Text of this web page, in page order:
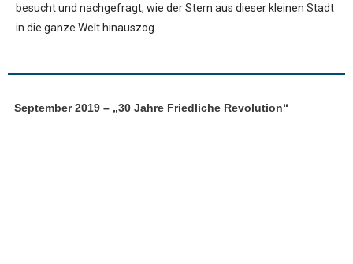
besucht und nachgefragt, wie der Stern aus dieser kleinen Stadt
in die ganze Welt hinauszog.
September 2019 – „30 Jahre Friedliche Revolution“